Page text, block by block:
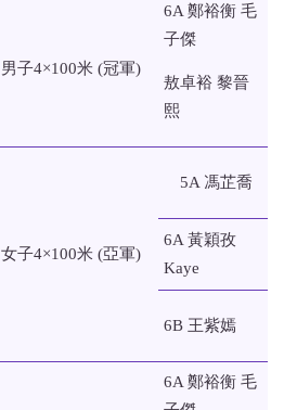
男子4×100米 (冠軍)
6A 鄭裕衡 毛
子傑
敖卓裕 黎晉
熙
女子4×100米 (亞軍)
5A 馮芷喬
6A 黃穎孜
Kaye
6B 王紫嫣
6A 鄭裕衡 毛